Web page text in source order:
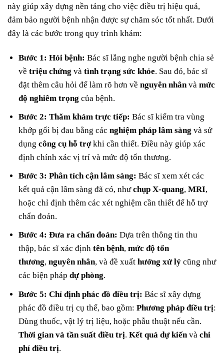
này giúp xây dựng nền tảng cho việc điều trị hiệu quả,
đảm bảo người bệnh nhận được sự chăm sóc tốt nhất. Dưới
đây là các bước trong quy trình khám:
Bước 1: Hỏi bệnh:Bác sĩ lắng nghe người bệnh chia sẻ
vềtriệu chứng vàtình trạng sức khỏe. Sau đó, bác sĩ
đặt thêm câu hỏi để làm rõ hơn vềnguyên nhânvàmức
độ nghiêm trọng của bệnh.
Bước 2: Thăm khám trực tiếp:Bác sĩ kiểm tra vùng
khớp gối bị đau bằng cácnghiệm pháp lâm sàng và sử
dụngcông cụ hỗ trợkhi cần thiết. Điều này giúp xác
định chính xác vị trí và mức độ tổn thương.
Bước 3: Phân tích cận lâm sàng:Bác sĩ xem xét các
kết quả cận lâm sàng đã có, nhưchụp X-quang,MRI,
hoặc chỉ định thêm các xét nghiệm cần thiết để hỗ trợ
chẩn đoán.
Bước 4: Đưa ra chẩn đoán:Dựa trên thông tin thu
thập, bác sĩ xác địnhtên bệnh,mức độ tổn
thương,nguyên nhân, và đề xuấthướng xử lý cũng như
các biện phápdự phòng.
Bước 5: Chỉ định phác đồ điều trị:Bác sĩ xây dựng
phác đồ điều trị cụ thể, bao gồm:Phương pháp điều trị:
Dùng thuốc, vật lý trị liệu, hoặc phẫu thuật nếu cần.
Thời gian và tần suất điều trị.Kết quả dự kiến vàchi
phí điều trị.